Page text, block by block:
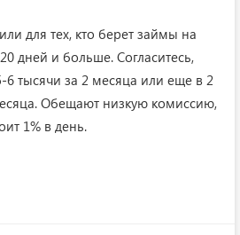
для тех, кто берет займы на
дней и больше. Согласитесь,
6 тысячи за 2 месяца или еще в 2
Обещают низкую комиссию,
1% в день.